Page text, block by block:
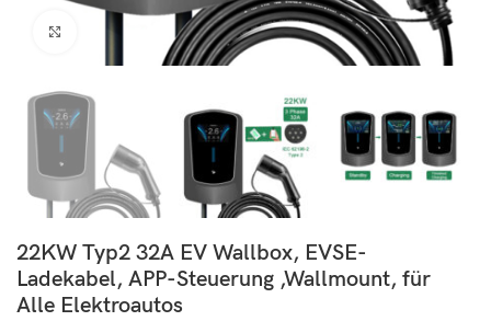
Click to enlarge
22KW Typ2 32A EV Wallbox, EVSE-
Ladekabel, APP-Steuerung ,Wallmount, für
Alle Elektroautos